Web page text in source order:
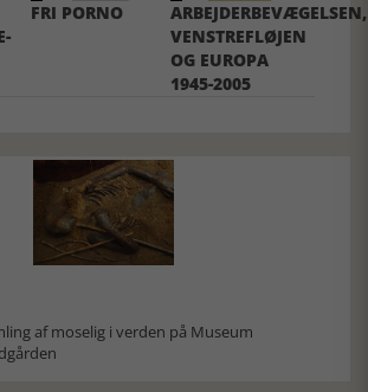
FRI PORNO
ARBEJDERBEVÆGELSEN,
VENSTREFLØJEN
OG EUROPA
1945-2005
af moselig i verden på Museum